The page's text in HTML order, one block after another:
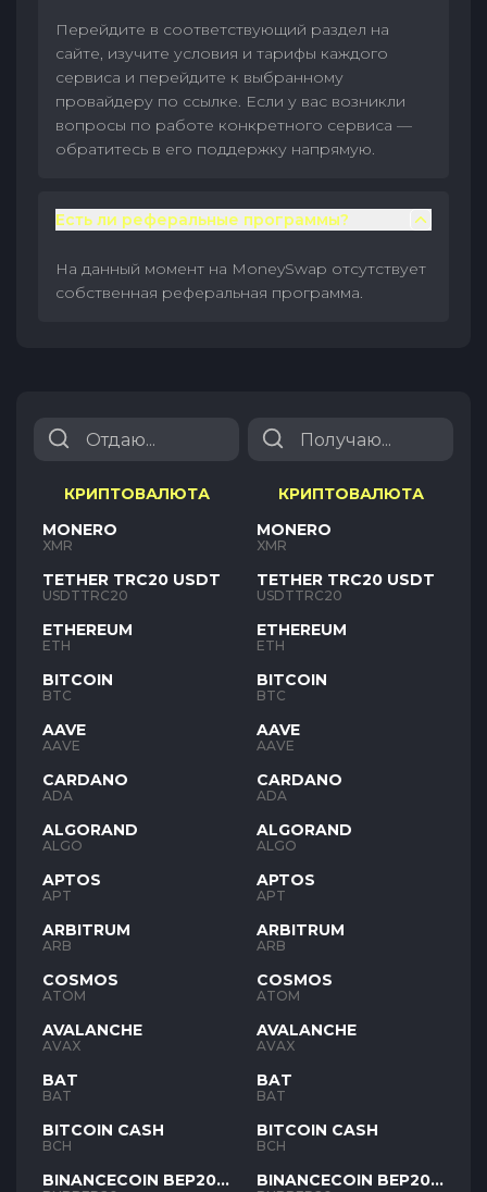
Перейдите в соответствующий раздел на
сайте, изучите условия и тарифы каждого
сервиса и перейдите к выбранному
провайдеру по ссылке. Если у вас возникли
вопросы по работе конкретного сервиса —
обратитесь в его поддержку напрямую.
Есть ли реферальные программы?
На данный момент на MoneySwap отсутствует
собственная реферальная программа.
КРИПТОВАЛЮТА
MONERO
XMR
TETHER TRC20 USDT
USDTTRC20
ETHEREUM
ETH
BITCOIN
BTC
AAVE
AAVE
CARDANO
ADA
ALGORAND
ALGO
APTOS
APT
ARBITRUM
ARB
COSMOS
ATOM
AVALANCHE
AVAX
BAT
BAT
BITCOIN CASH
BCH
BINANCECOIN BEP20
КРИПТОВАЛЮТА
MONERO
XMR
TETHER TRC20 USDT
USDTTRC20
ETHEREUM
ETH
BITCOIN
BTC
AAVE
AAVE
CARDANO
ADA
ALGORAND
ALGO
APTOS
APT
ARBITRUM
ARB
COSMOS
ATOM
AVALANCHE
AVAX
BAT
BAT
BITCOIN CASH
BCH
BINANCECOIN BEP20